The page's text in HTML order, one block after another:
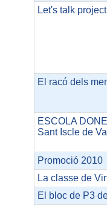
Let's talk project
El racó dels
ESCOLA
Sant Iscle de
Promoció 2010
La classe de
El bloc de P3